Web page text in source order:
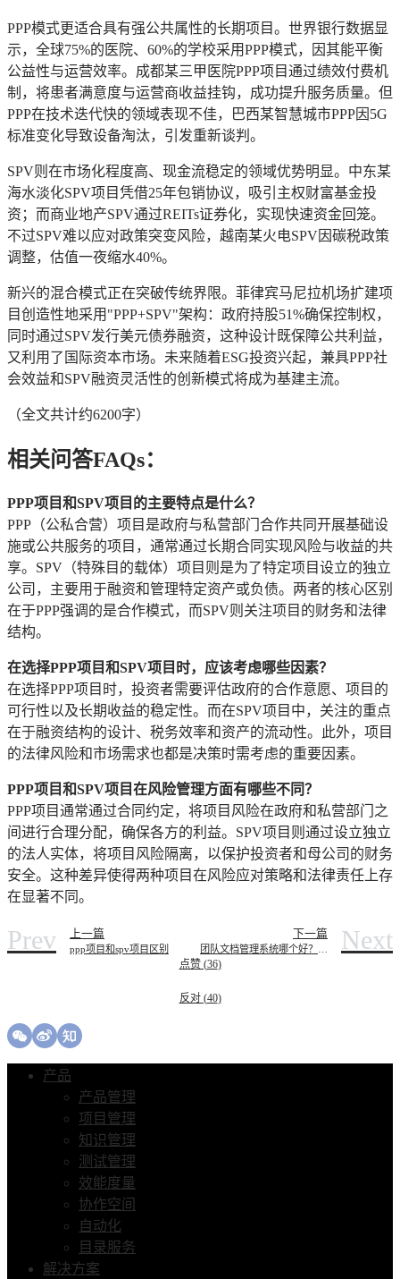
PPP模式更适合具有强公共属性的长期项目。世界银行数据显
示，全球75%的医院、60%的学校采用PPP模式，因其能平衡
公益性与运营效率。成都某三甲医院PPP项目通过绩效付费机
制，将患者满意度与运营商收益挂钩，成功提升服务质量。但
PPP在技术迭代快的领域表现不佳，巴西某智慧城市PPP因5G
标准变化导致设备淘汰，引发重新谈判。
SPV则在市场化程度高、现金流稳定的领域优势明显。中东某
海水淡化SPV项目凭借25年包销协议，吸引主权财富基金投
资；而商业地产SPV通过REITs证券化，实现快速资金回笼。
不过SPV难以应对政策突变风险，越南某火电SPV因碳税政策
调整，估值一夜缩水40%。
新兴的混合模式正在突破传统界限。菲律宾马尼拉机场扩建项
目创造性地采用"PPP+SPV"架构：政府持股51%确保控制权，
同时通过SPV发行美元债券融资，这种设计既保障公共利益，
又利用了国际资本市场。未来随着ESG投资兴起，兼具PPP社
会效益和SPV融资灵活性的创新模式将成为基建主流。
（全文共计约6200字）
相关问答FAQs：
PPP项目和SPV项目的主要特点是什么？
PPP（公私合营）项目是政府与私营部门合作共同开展基础设
施或公共服务的项目，通常通过长期合同实现风险与收益的共
享。SPV（特殊目的载体）项目则是为了特定项目设立的独立
公司，主要用于融资和管理特定资产或负债。两者的核心区别
在于PPP强调的是合作模式，而SPV则关注项目的财务和法律
结构。
在选择PPP项目和SPV项目时，应该考虑哪些因素？
在选择PPP项目时，投资者需要评估政府的合作意愿、项目的
可行性以及长期收益的稳定性。而在SPV项目中，关注的重点
在于融资结构的设计、税务效率和资产的流动性。此外，项目
的法律风险和市场需求也都是决策时需考虑的重要因素。
PPP项目和SPV项目在风险管理方面有哪些不同？
PPP项目通常通过合同约定，将项目风险在政府和私营部门之
间进行合理分配，确保各方的利益。SPV项目则通过设立独立
的法人实体，将项目风险隔离，以保护投资者和母公司的财务
安全。这种差异使得两种项目在风险应对策略和法律责任上存
在显著不同。
Prev 上一篇
ppp项目和spv项目区别
下一篇 Next
点赞 (36)
反对 (40)
产品
产品管理
项目管理
知识管理
测试管理
效能度量
协作空间
自动化
目录服务
解决方案